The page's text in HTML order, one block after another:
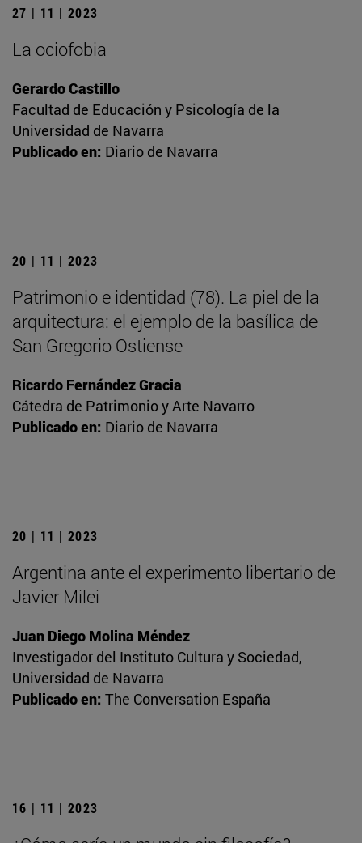
27 | 11 | 2023
La ociofobia
Gerardo Castillo
Facultad de Educación y Psicología de la
Universidad de Navarra
Publicado en: Diario de Navarra
20 | 11 | 2023
Patrimonio e identidad (78). La piel de la
arquitectura: el ejemplo de la basílica de
San Gregorio Ostiense
Ricardo Fernández Gracia
Cátedra de Patrimonio y Arte Navarro
Publicado en: Diario de Navarra
20 | 11 | 2023
Argentina ante el experimento libertario de
Javier Milei
Juan Diego Molina Méndez
Investigador del Instituto Cultura y Sociedad,
Universidad de Navarra
Publicado en: The Conversation España
16 | 11 | 2023